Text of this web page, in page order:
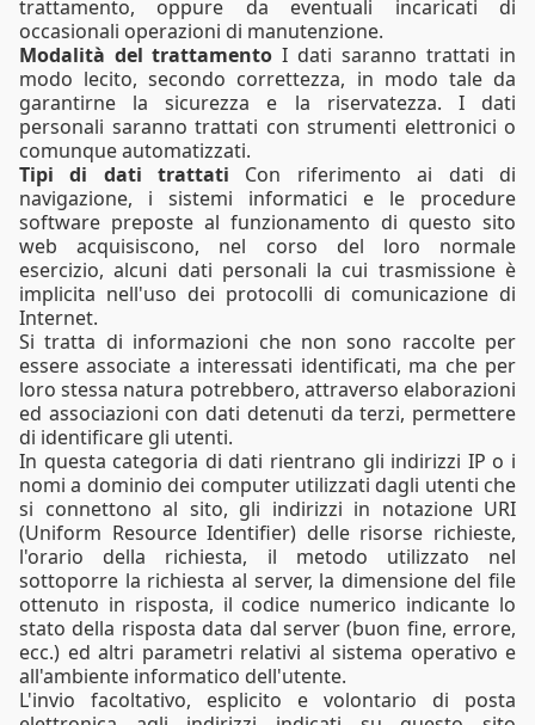
trattamento, oppure da eventuali incaricati di
occasionali operazioni di manutenzione.
Modalità del trattamento I dati saranno trattati in
modo lecito, secondo correttezza, in modo tale da
garantirne la sicurezza e la riservatezza. I dati
personali saranno trattati con strumenti elettronici o
comunque automatizzati.
Tipi di dati trattati Con riferimento ai dati di
navigazione, i sistemi informatici e le procedure
software preposte al funzionamento di questo sito
web acquisiscono, nel corso del loro normale
esercizio, alcuni dati personali la cui trasmissione è
implicita nell'uso dei protocolli di comunicazione di
Internet.
Si tratta di informazioni che non sono raccolte per
essere associate a interessati identificati, ma che per
loro stessa natura potrebbero, attraverso elaborazioni
ed associazioni con dati detenuti da terzi, permettere
di identificare gli utenti.
In questa categoria di dati rientrano gli indirizzi IP o i
nomi a dominio dei computer utilizzati dagli utenti che
si connettono al sito, gli indirizzi in notazione URI
(Uniform Resource Identifier) delle risorse richieste,
l'orario della richiesta, il metodo utilizzato nel
sottoporre la richiesta al server, la dimensione del file
ottenuto in risposta, il codice numerico indicante lo
stato della risposta data dal server (buon fine, errore,
ecc.) ed altri parametri relativi al sistema operativo e
all'ambiente informatico dell'utente.
L'invio facoltativo, esplicito e volontario di posta